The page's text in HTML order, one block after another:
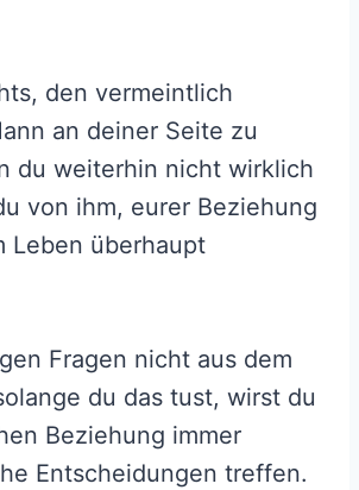
den vermeintlich
an deiner Seite zu
du weiterhin nicht wirklich
von ihm, eurer Beziehung
Leben überhaupt
Fragen nicht aus dem
du das tust, wirst du
Beziehung immer
Entscheidungen treffen.